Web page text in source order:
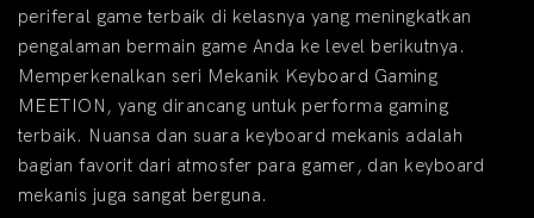
periferal game terbaik di kelasnya yang meningkatkan
pengalaman bermain game Anda ke level berikutnya.
Memperkenalkan seri Mekanik Keyboard Gaming
MEETION, yang dirancang untuk performa gaming
terbaik. Nuansa dan suara keyboard mekanis adalah
bagian favorit dari atmosfer para gamer, dan keyboard
mekanis juga sangat berguna.